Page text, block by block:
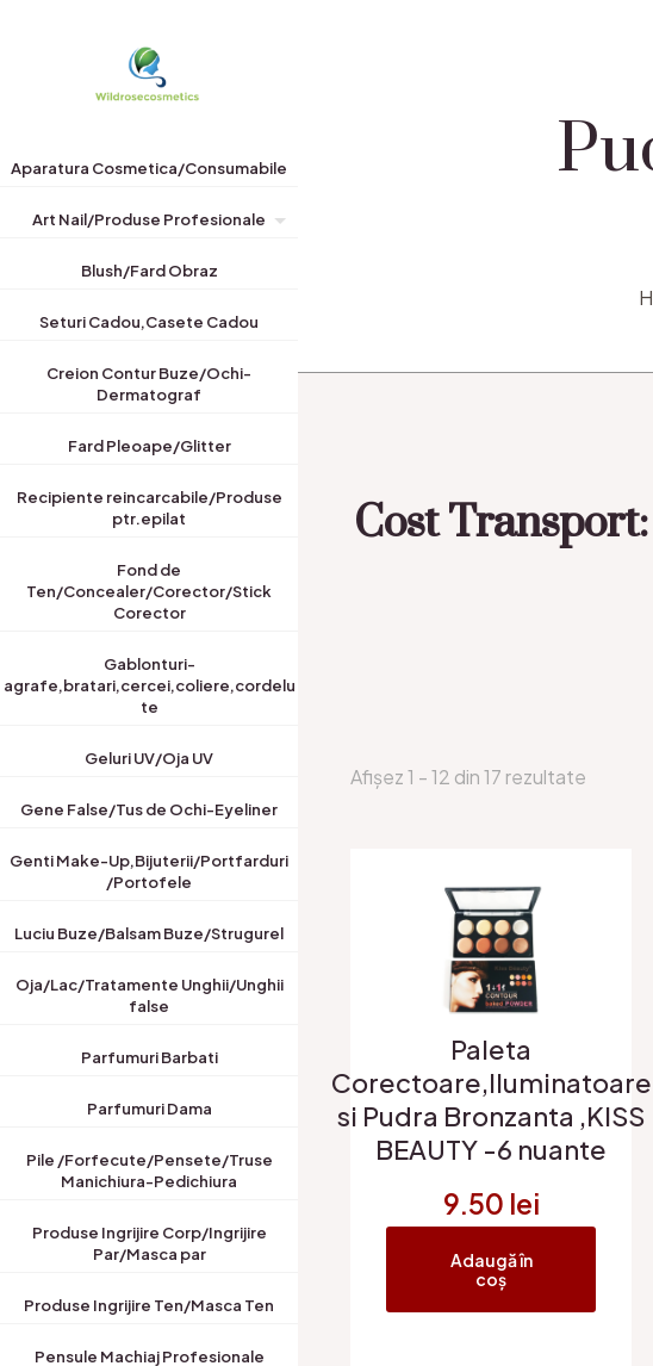
Aparatura Cosmetica/Consumabile
Art Nail/Produse Profesionale
Blush/Fard Obraz
Seturi Cadou,Casete Cadou
Creion Contur Buze/Ochi-
Dermatograf
Fard Pleoape/Glitter
Recipiente reincarcabile/Produse
ptr.epilat
Fond de
Ten/Concealer/Corector/Stick
Corector
Gablonturi-
agrafe,bratari,cercei,coliere,cordelu
te
Geluri UV/Oja UV
Gene False/Tus de Ochi-Eyeliner
Genti Make-Up,Bijuterii/Portfarduri
/Portofele
Luciu Buze/Balsam Buze/Strugurel
Oja/Lac/Tratamente Unghii/Unghii
false
Parfumuri Barbati
Parfumuri Dama
Pile /Forfecute/Pensete/Truse
Manichiura-Pedichiura
Produse Ingrijire Corp/Ingrijire
Par/Masca par
Produse Ingrijire Ten/Masca Ten
Pensule Machiaj Profesionale
Cost
Afișez 1 - 12 din 17 rezultate
Paleta
Corectoare,Iluminatoare
si Pudra Bronzanta ,KISS
BEAUTY -6 nuante
9.50 lei
Adaugă în
coș